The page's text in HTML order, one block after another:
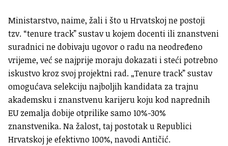
Ministarstvo, naime, žali i što u Hrvatskoj ne postoji
tzv. “tenure track” sustav u kojem docenti ili znanstveni
suradnici ne dobivaju ugovor o radu na neodređeno
vrijeme, već se najprije moraju dokazati i steći potrebno
iskustvo kroz svoj projektni rad. „Tenure track” sustav
omogućava selekciju najboljih kandidata za trajnu
akademsku i znanstvenu karijeru koju kod naprednih
EU zemalja dobije otprilike samo 10%-30%
znanstvenika. Na žalost, taj postotak u Republici
Hrvatskoj je efektivno 100%, navodi Antičić.